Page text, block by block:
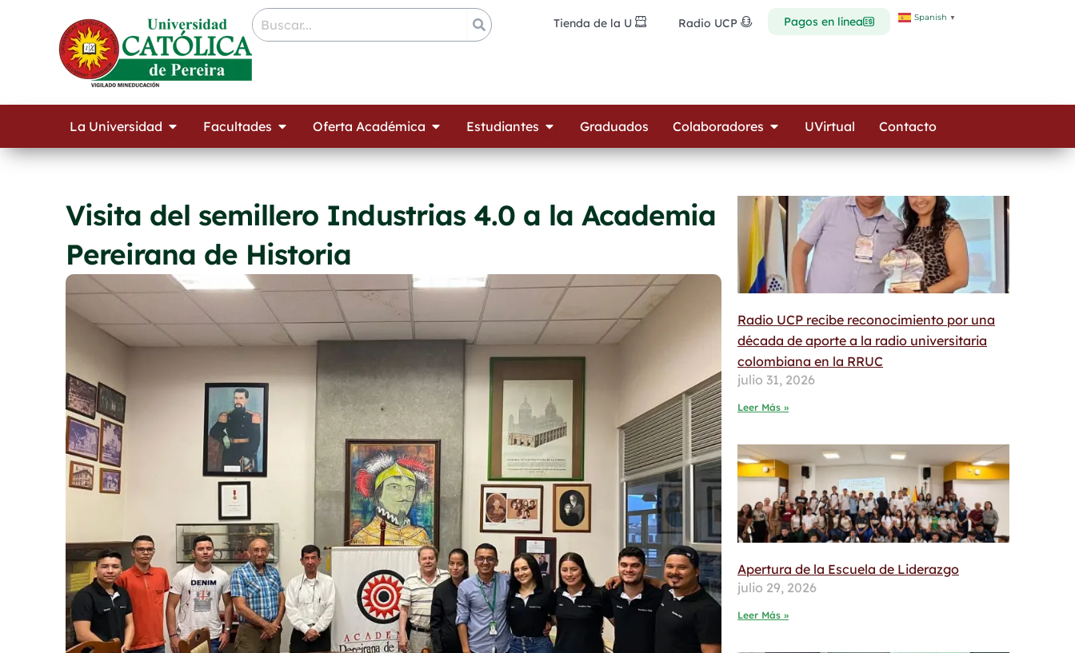
Tienda de la U Radio UCP Pagos en línea Spanish ▼
La Universidad Open La Universidad
Facultades Open Facultades
Oferta Académica Open Oferta Académica
Estudiantes Open Estudiantes
Graduados Colaboradores Open Colaboradores
UVirtual Contacto
Visita del semillero Industrias 4.0 a la Academia
Pereirana de Historia
Radio UCP recibe reconocimiento por una
década de aporte a la radio universitaria
colombiana en la RRUC
julio 31, 2026
Leer Más »
Apertura de la Escuela de Liderazgo
julio 29, 2026
Leer Más »